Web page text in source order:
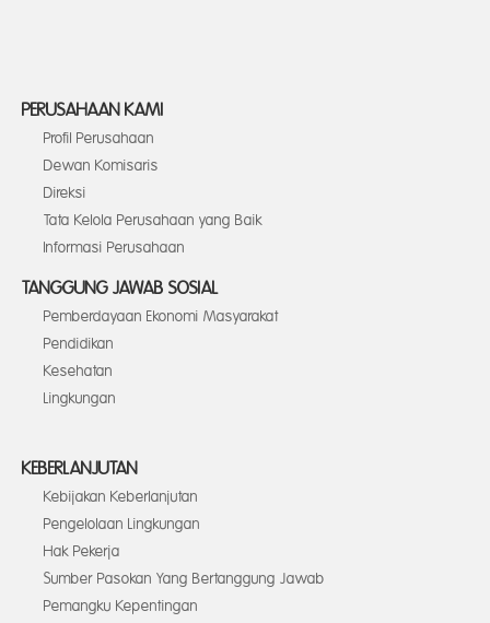
PERUSAHAAN KAMI
Profil Perusahaan
Dewan Komisaris
Direksi
Tata Kelola Perusahaan yang Baik
Informasi Perusahaan
TANGGUNG JAWAB SOSIAL
Pemberdayaan Ekonomi Masyarakat
Pendidikan
Kesehatan
Lingkungan
KEBERLANJUTAN
Kebijakan Keberlanjutan
Pengelolaan Lingkungan
Hak Pekerja
Sumber Pasokan Yang Bertanggung Jawab
Pemangku Kepentingan